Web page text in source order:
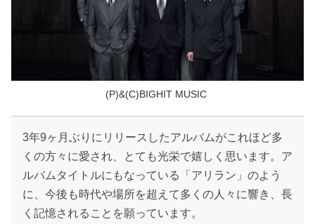
(P)&(C)BIGHIT MUSIC
3年9ヶ月ぶりにリリースしたアルバムがこれほど多
くの方々に愛され、とても光栄で嬉しく思います。ア
ルバムタイトルにもなっている「アリラン」のよう
に、今後も時代や場所を超えて多くの人々に響き、長
く記憶されることを願っています。